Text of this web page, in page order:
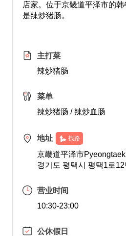
店家。位于京畿道平泽市的
是辣炒猪肠。
主打菜
辣炒猪肠
菜单
辣炒猪肠 / 辣炒血肠
地址 找路
京畿道平泽市
경기도 평택시 평택1로
营业时间
10:30-23:00
公休假日